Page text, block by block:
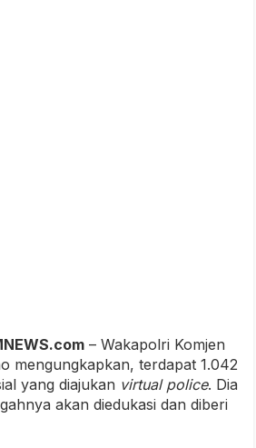
– Wakapolri Komjen
mengungkapkan, terdapat 1.042
yang diajukan virtual police. Dia
akan diedukasi dan diberi